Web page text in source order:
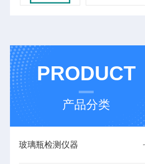
PRODUCT
产品分类
玻璃瓶检测仪器